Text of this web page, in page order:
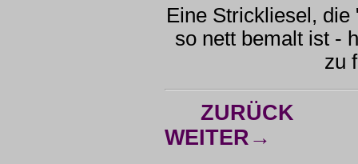
Eine Strickliesel,
so nett bemalt ist -
zu
ZURÜCK
WEITER→